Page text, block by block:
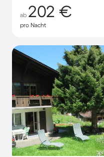
ab 202 €
pro Nacht